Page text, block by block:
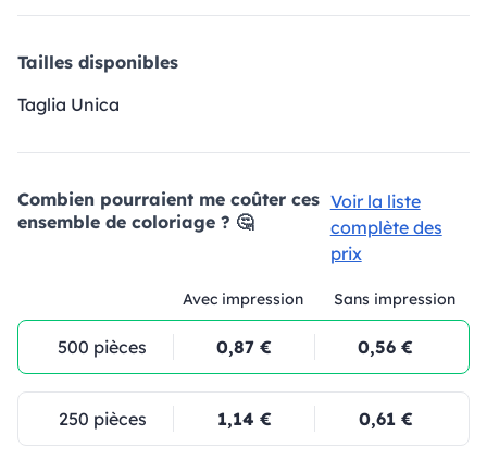
Tailles disponibles
Taglia Unica
Combien pourraient me coûter ces
ensemble de coloriage ? 🤔
Voir la liste
complète des
prix
Avec impression Sans impression
500 pièces 0,87 € 0,56 €
250 pièces 1,14 € 0,61 €